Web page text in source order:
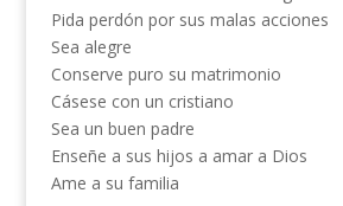
Pida perdón por sus malas acciones
Sea alegre
Conserve puro su matrimonio
Cásese con un cristiano
Sea un buen padre
Enseñe a sus hijos a amar a Dios
Ame a su familia